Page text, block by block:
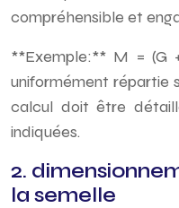
compréhensible et
**Exemple:** M = (G
uniformément répartie
calcul doit être
indiquées.
2.
la semelle